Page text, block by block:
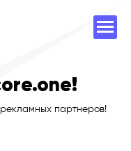
партнеров!